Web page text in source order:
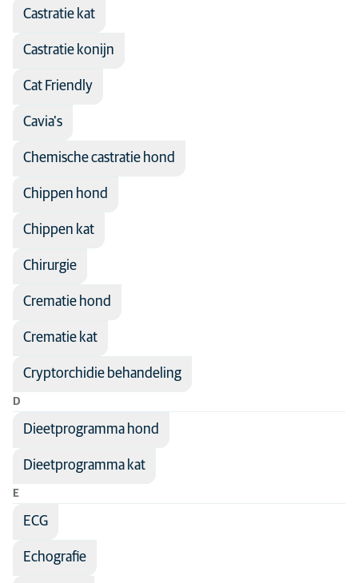
Neurologie
Oogheelkunde
Preventieve geneeskunde
Senior
Urologie
Voeding
Voortplanting
Castratie kat
Castratie konijn
Cat Friendly
Cavia's
Chemische castratie hond
Chippen hond
Chippen kat
Chirurgie
Crematie hond
Crematie kat
Cryptorchidie behandeling
D
Dieetprogramma hond
Dieetprogramma kat
E
ECG
Echografie